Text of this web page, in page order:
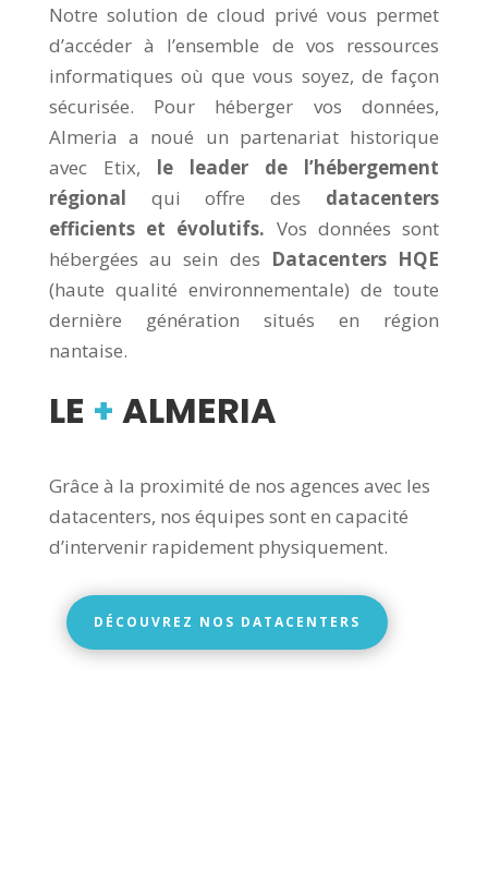
Notre solution de cloud privé vous permet
d’accéder à l’ensemble de vos ressources
informatiques où que vous soyez, de façon
sécurisée. Pour héberger vos données,
Almeria a noué un partenariat historique
avec Etix, le leader de l’hébergement
régional qui offre des datacenters
efficients et évolutifs. Vos données sont
hébergées au sein des Datacenters HQE
(haute qualité environnementale) de toute
dernière génération situés en région
nantaise.
LE + ALMERIA
Grâce à la proximité de nos agences avec les
datacenters, nos équipes sont en capacité
d’intervenir rapidement physiquement.
DÉCOUVREZ NOS DATACENTERS